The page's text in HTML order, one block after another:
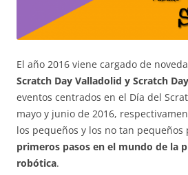
El año 2016 viene cargado de
Scratch Day Valladolid y Scratch
eventos centrados en el Día del
mayo y junio de 2016,
los pequeños y los no tan pequeños
primeros pasos en el mundo de la
robótica.